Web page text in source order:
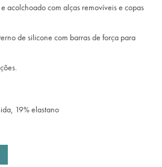
acolchoado com alças removíveis e copas
de silicone com barras de força para
19% elastano